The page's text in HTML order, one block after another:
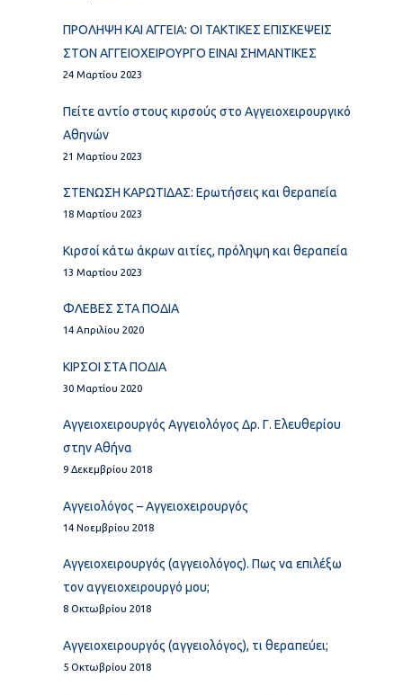
ΠΡΟΛΗΨΗ ΚΑΙ ΑΓΓΕΙΑ: ΟΙ ΤΑΚΤΙΚΕΣ ΕΠΙΣΚΕΨΕΙΣ
ΣΤΟΝ ΑΓΓΕΙΟΧΕΙΡΟΥΡΓΟ ΕΙΝΑΙ ΣΗΜΑΝΤΙΚΕΣ
24 Μαρτίου 2023
Πείτε αντίο στους κιρσούς στο Αγγειοχειρουργικό
Αθηνών
21 Μαρτίου 2023
ΣΤΕΝΩΣΗ ΚΑΡΩΤΙΔΑΣ: Ερωτήσεις και θεραπεία
18 Μαρτίου 2023
Κιρσοί κάτω άκρων αιτίες, πρόληψη και θεραπεία
13 Μαρτίου 2023
ΦΛΕΒΕΣ ΣΤΑ ΠΟΔΙΑ
14 Απριλίου 2020
ΚΙΡΣΟΙ ΣΤΑ ΠΟΔΙΑ
30 Μαρτίου 2020
Αγγειοχειρουργός Αγγειολόγος Δρ. Γ. Ελευθερίου
στην Αθήνα
9 Δεκεμβρίου 2018
Αγγειολόγος – Αγγειοχειρουργός
14 Νοεμβρίου 2018
Αγγειοχειρουργός (αγγειολόγος). Πως να επιλέξω
τον αγγειοχειρουργό μου;
8 Οκτωβρίου 2018
Αγγειοχειρουργός (αγγειολόγος), τι θεραπεύει;
5 Οκτωβρίου 2018